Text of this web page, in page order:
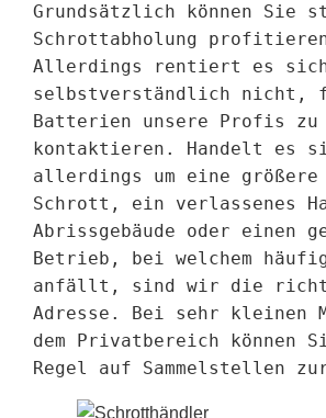
Grundsätzlich können Sie
Schrottabholung
Allerdings rentiert es
selbstverständlich nicht,
Batterien unsere Profis zu
kontaktieren. Handelt es
allerdings um eine größere
Schrott, ein verlassenes
Abrissgebäude oder einen
Betrieb, bei welchem
anfällt, sind wir die
Adresse. Bei sehr kleinen
dem Privatbereich können
Regel auf Sammelstellen